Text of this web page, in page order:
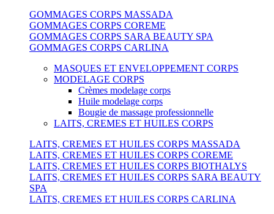
GOMMAGES CORPS MASSADA
GOMMAGES CORPS COREME
GOMMAGES CORPS SARA BEAUTY SPA
GOMMAGES CORPS CARLINA
MASQUES ET ENVELOPPEMENT CORPS
MODELAGE CORPS
Crèmes modelage corps
Huile modelage corps
Bougie de massage professionnelle
LAITS, CREMES ET HUILES CORPS
LAITS, CREMES ET HUILES CORPS MASSADA
LAITS, CREMES ET HUILES CORPS COREME
LAITS, CREMES ET HUILES CORPS BIOTHALYS
LAITS, CREMES ET HUILES CORPS SARA BEAUTY
SPA
LAITS, CREMES ET HUILES CORPS CARLINA